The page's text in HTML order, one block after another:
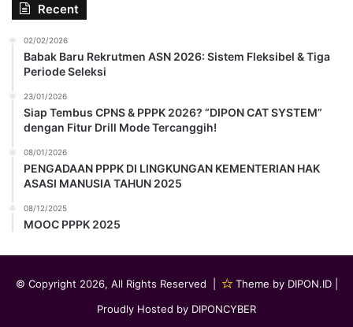
Recent
02/02/2026
Babak Baru Rekrutmen ASN 2026: Sistem Fleksibel & Tiga
Periode Seleksi
23/01/2026
Siap Tembus CPNS & PPPK 2026? “DIPON CAT SYSTEM”
dengan Fitur Drill Mode Tercanggih!
08/01/2026
PENGADAAN PPPK DI LINGKUNGAN KEMENTERIAN HAK
ASASI MANUSIA TAHUN 2025
08/12/2025
MOOC PPPK 2025
© Copyright 2026, All Rights Reserved | Theme by DIPON.ID|
Proudly Hosted by DIPONCYBER